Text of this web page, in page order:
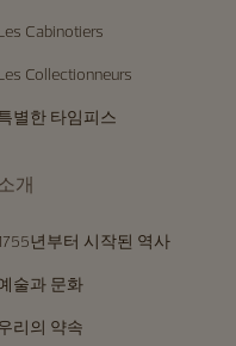
Cabinotiers
Collectionneurs
별한 타임피스
개
년부터 시작된 역사
술과 문화
리의 약속